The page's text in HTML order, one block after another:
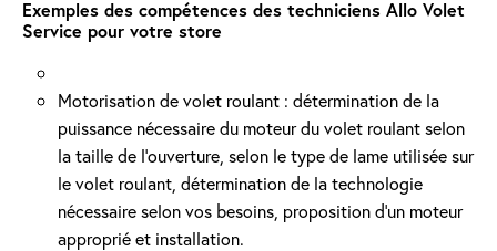
Exemples des compétences des techniciens Allo Volet
Service pour votre store
Motorisation de volet roulant : détermination de la
puissance nécessaire du moteur du volet roulant selon
la taille de l’ouverture, selon le type de lame utilisée sur
le volet roulant, détermination de la technologie
nécessaire selon vos besoins, proposition d'un moteur
approprié et installation.